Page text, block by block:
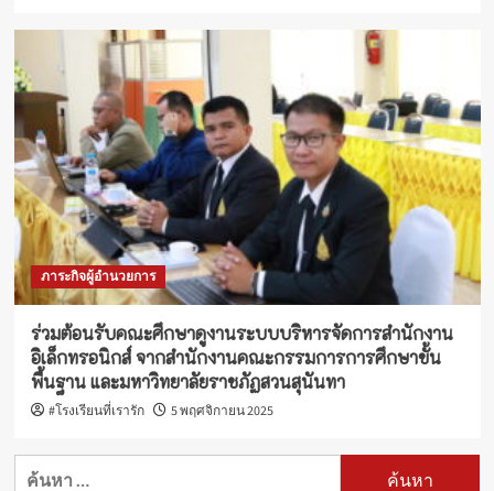
ภาระกิจผู้อำนวยการ
ร่วมต้อนรับคณะศึกษาดูงานระบบบริหารจัดการสำนักงาน
อิเล็กทรอนิกส์ จากสำนักงานคณะกรรมการการศึกษาขั้น
พื้นฐาน และมหาวิทยาลัยราชภัฏสวนสุนันทา
#โรงเรียนที่เรารัก 5 พฤศจิกายน 2025
ค้นหา